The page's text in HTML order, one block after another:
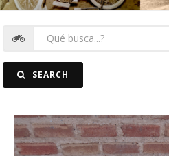
FOTOSSEARCH